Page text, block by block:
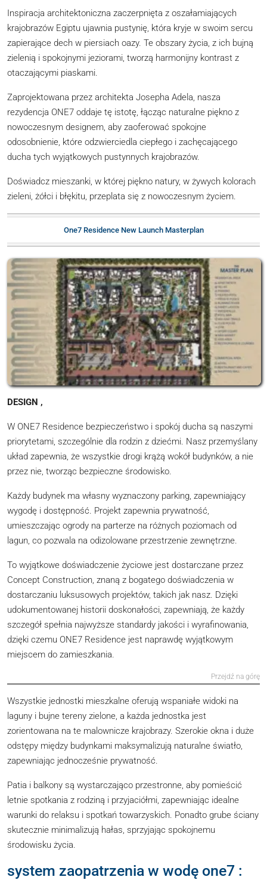
Inspiracja architektoniczna zaczerpnięta z oszałamiających
krajobrazów Egiptu ujawnia pustynię, która kryje w swoim sercu
zapierające dech w piersiach oazy. Te obszary życia, z ich bujną
zielenią i spokojnymi jeziorami, tworzą harmonijny kontrast z
otaczającymi piaskami.
Zaprojektowana przez architekta Josepha Adela, nasza
rezydencja ONE7 oddaje tę istotę, łącząc naturalne piękno z
nowoczesnym designem, aby zaoferować spokojne
odosobnienie, które odzwierciedla ciepłego i zachęcającego
ducha tych wyjątkowych pustynnych krajobrazów.
Doświadcz mieszanki, w której piękno natury, w żywych kolorach
zieleni, żółci i błękitu, przeplata się z nowoczesnym życiem.
One7 Residence New Launch Masterplan
DESIGN ,
W ONE7 Residence bezpieczeństwo i spokój ducha są naszymi
priorytetami, szczególnie dla rodzin z dziećmi. Nasz przemyślany
układ zapewnia, że wszystkie drogi krążą wokół budynków, a nie
przez nie, tworząc bezpieczne środowisko.
Każdy budynek ma własny wyznaczony parking, zapewniający
wygodę i dostępność. Projekt zapewnia prywatność,
umieszczając ogrody na parterze na różnych poziomach od
lagun, co pozwala na odizolowane przestrzenie zewnętrzne.
To wyjątkowe doświadczenie życiowe jest dostarczane przez
Concept Construction, znaną z bogatego doświadczenia w
dostarczaniu luksusowych projektów, takich jak nasz. Dzięki
udokumentowanej historii doskonałości, zapewniają, że każdy
szczegół spełnia najwyższe standardy jakości i wyrafinowania,
dzięki czemu ONE7 Residence jest naprawdę wyjątkowym
miejscem do zamieszkania.
Przejdź na górę
Wszystkie jednostki mieszkalne oferują wspaniałe widoki na
laguny i bujne tereny zielone, a każda jednostka jest
zorientowana na te malownicze krajobrazy. Szerokie okna i duże
odstępy między budynkami maksymalizują naturalne światło,
zapewniając jednocześnie prywatność.
Patia i balkony są wystarczająco przestronne, aby pomieścić
letnie spotkania z rodziną i przyjaciółmi, zapewniając idealne
warunki do relaksu i spotkań towarzyskich. Ponadto grube ściany
skutecznie minimalizują hałas, sprzyjając spokojnemu
środowisku życia.
system zaopatrzenia w wodę one7 :